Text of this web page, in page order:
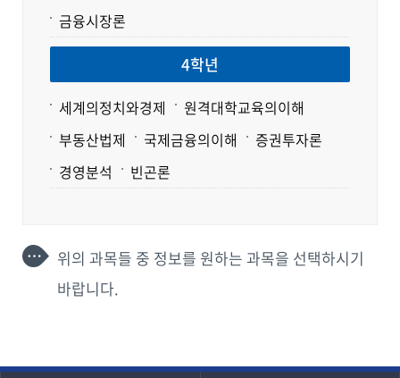
금융시장론
4학년
세계의정치와경제
원격대학교육의이해
부동산법제
국제금융의이해
증권투자론
경영분석
빈곤론
위의 과목들 중 정보를 원하는 과목을 선택하시기
바랍니다.